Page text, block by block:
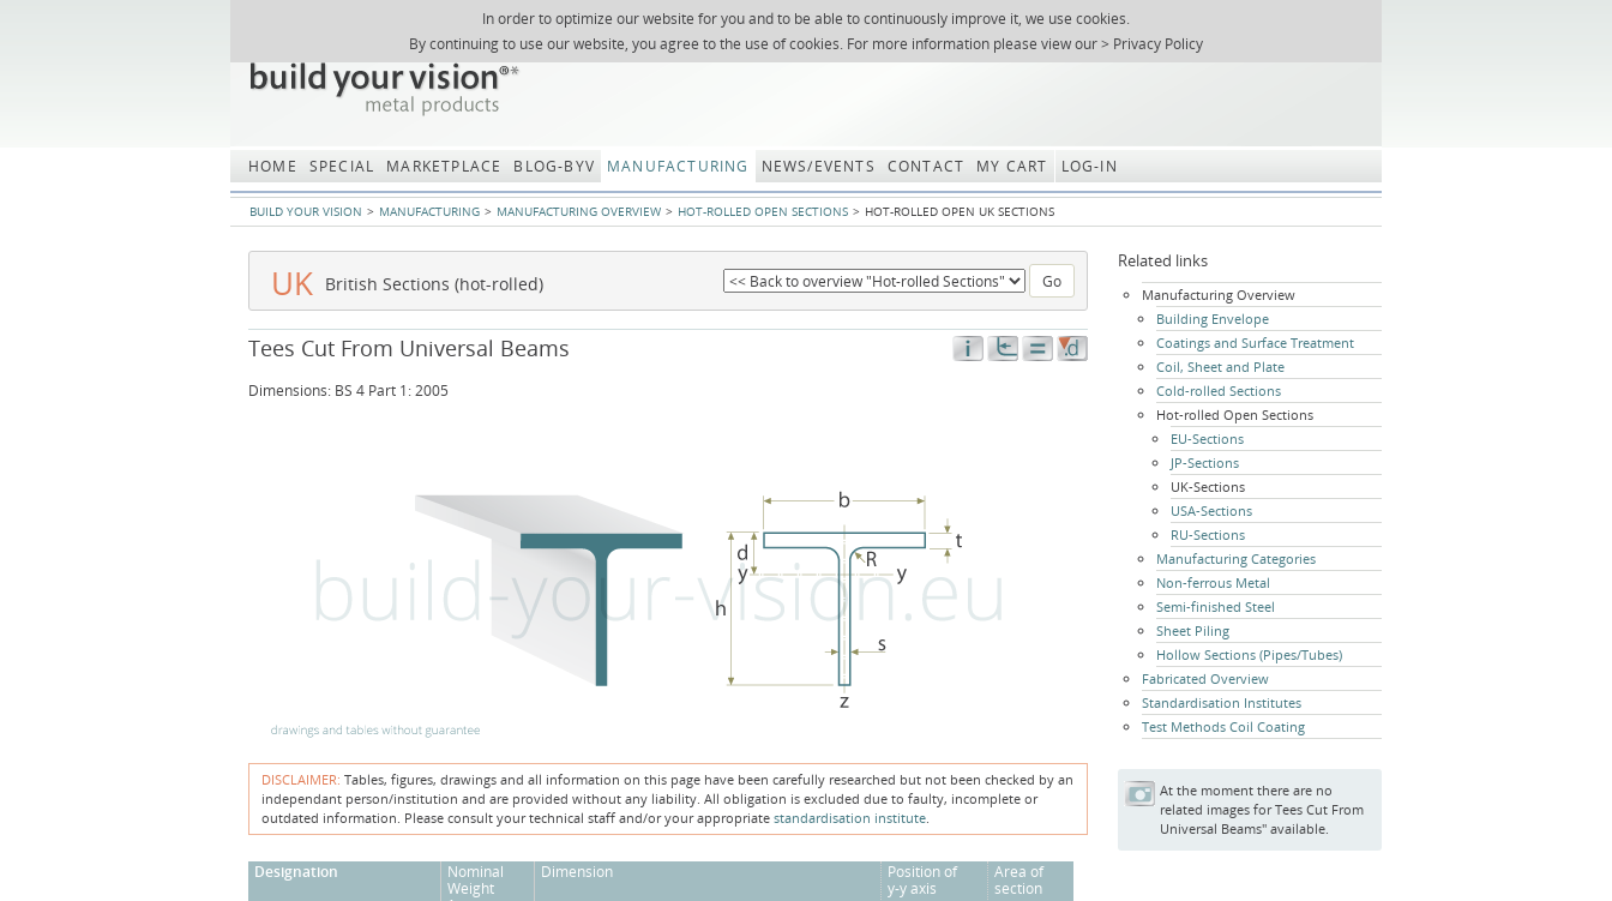
In order to optimize our website for you and to be able to continuously improve it, we use cookies.
By continuing to use our website, you agree to the use of cookies. For more information please view our
Privacy Policy
REGISTER
REQUEST
NEWSLETTER
HOME SPECIAL MARKETPLACE BLOG-BYV MANUFACTURING NEWS/EVENTS CONTACT MY CART LOG-IN
BUILD YOUR VISION MANUFACTURING MANUFACTURING OVERVIEW HOT-ROLLED OPEN SECTIONS HOT-ROLLED OPEN UK SECTIONS
UK British Sections (hot-rolled)
Tees Cut From Universal Beams
Dimensions: BS 4 Part 1: 2005
DISCLAIMER: Tables, figures, drawings and all information on this page have been carefully researched but not been checked by an
independant person/institution and are provided without any liability. All obligation is excluded due to faulty, incomplete or
outdated information. Please consult your technical staff and/or your appropriate standardisation institute.
Designation
Nominal
Weight
Dimension
Position of
y-y axis
Area of
section
Related links
Skip
navigation
Manufacturing Overview
Building Envelope
Coatings and Surface Treatment
Coil, Sheet and Plate
Cold-rolled Sections
Hot-rolled Open Sections
EU-Sections
JP-Sections
UK-Sections
USA-Sections
RU-Sections
Manufacturing Categories
Non-ferrous Metal
Semi-finished Steel
Sheet Piling
Hollow Sections (Pipes/Tubes)
Fabricated Overview
Standardisation Institutes
Test Methods Coil Coating
At the moment there are no
related images for Tees Cut From
Universal Beams" available.